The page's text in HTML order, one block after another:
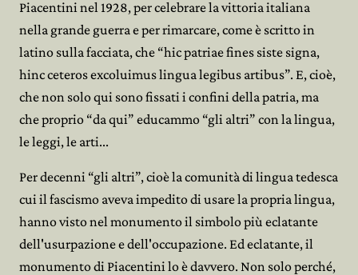
Piacentini nel 1928, per celebrare la vittoria italiana
nella grande guerra e per rimarcare, come è scritto in
latino sulla facciata, che “hic patriae fines siste signa,
hinc ceteros excoluimus lingua legibus artibus”. E, cioè,
che non solo qui sono fissati i confini della patria, ma
che proprio “da qui” educammo “gli altri” con la lingua,
le leggi, le arti...
Per decenni “gli altri”, cioè la comunità di lingua tedesca
cui il fascismo aveva impedito di usare la propria lingua,
hanno visto nel monumento il simbolo più eclatante
dell'usurpazione e dell'occupazione. Ed eclatante, il
monumento di Piacentini lo è davvero. Non solo perché,